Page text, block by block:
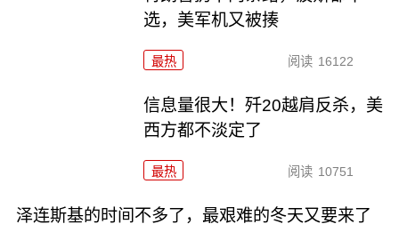
选，美军机又被揍
最热 阅读 16122
信息量很大！歼20越肩反杀，美
西方都不淡定了
最热 阅读 10751
泽连斯基的时间不多了，最艰难的冬天又要来了